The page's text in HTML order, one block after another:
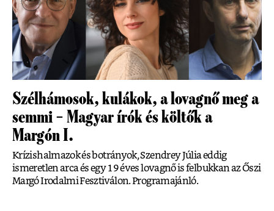
Szélhámosok, kulákok, a lovagnő meg a
semmi – Magyar írók és költők a
Margón I.
Krízishalmazok és botrányok, Szendrey Júlia eddig
ismeretlen arca és egy 19 éves lovagnő is felbukkan az Őszi
Margó Irodalmi Fesztiválon. Programajánló.